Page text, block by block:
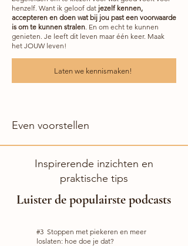
henzelf. Want ik geloof dat jezelf kennen,
accepteren en doen wat bij jou past een voorwaarde
is om te kunnen stralen. En om echt te kunnen
genieten. Je leeft dit leven maar één keer. Maak
het JOUW leven!
Laten we kennismaken!
Even voorstellen
Inspirerende inzichten en
praktische tips
Luister de populairste podcasts
#3 Stoppen met piekeren en meer
loslaten: hoe doe je dat?